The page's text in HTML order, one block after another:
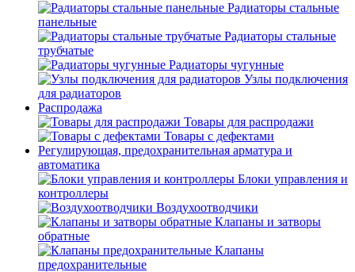
Радиаторы стальные
панельные
Радиаторы стальные
трубчатые
Радиаторы чугунные
Узлы подключения
для радиаторов
Распродажа
Товары для распродажи
Товары с дефектами
Регулирующая, предохранительная арматура и
автоматика
Блоки управления и
контроллеры
Воздухоотводчики
Клапаны и затворы
обратные
Клапаны
предохранительные